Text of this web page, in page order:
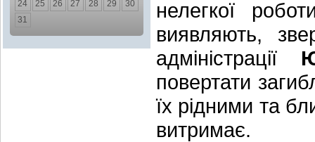
24
25 26 27 28 29
30
31
нелегкої
виявляють,
адміністрації
повертати
їх рідними та
витримає.